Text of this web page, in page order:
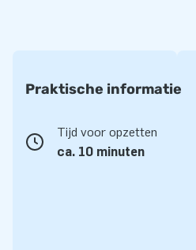
Praktische informatie
Tijd voor opzetten
ca. 10 minuten